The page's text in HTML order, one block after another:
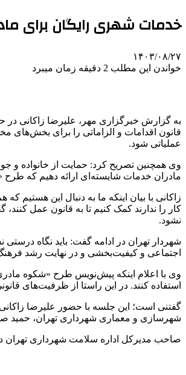
خدمات شهری رایگان برای
۱۴۰۳/۰۸/۲۷
خواندن این مطلب 2 دقیقه زمان میبرد
به گزارش خبرگزاری مهر، علیرضا زاکانی در
قانون اقدامات و الزاماتی را برای بخش‌های
عملیاتی شود.
وی همچنین تصریح کرد: حمایت از خانواده و
مادران خدمات شایسته‌ای ارائه دهیم که طرح
زاکانی با بیان اینکه ما به دنبال این هستیم
کار را ندارند کمک کنیم تا به قانون عمل
نشود.
شهردار تهران در ادامه گفت: باید نگاه
اجتماعی و کیفیت‌بخشی و در نهایت رشد
وی با اعلام اینکه پیش‌نویس طرح «شکوه
استفاده کنند. در این راستا از ظرفیت‌های
گفتنی است؛ این جلسه با حضور علیرضا
شهرسازی و معماری شهرداری تهران، حمید
صاحب مدیرکل اداره سلامت شهرداری تهران